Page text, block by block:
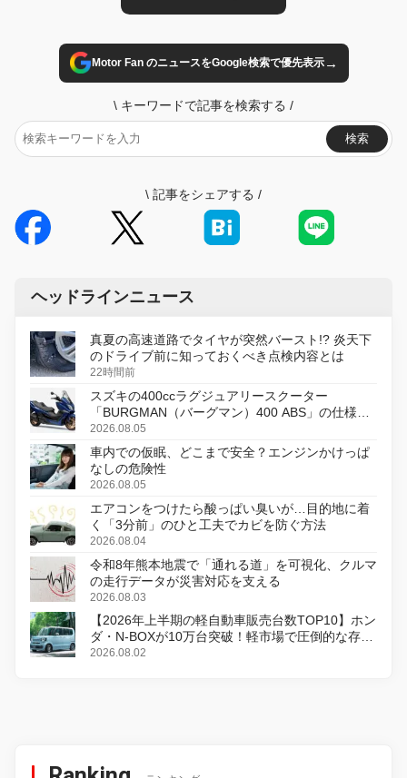
Motor Fan のニュースをGoogle検索で優先表示→
\ キーワードで記事を検索する /
検索
\ 記事をシェアする /
ヘッドラインニュース
真夏の高速道路でタイヤが突然バースト!? 炎天下
のドライブ前に知っておくべき点検内容とは
22時間前
スズキの400ccラグジュアリースクーター
「BURGMAN（バーグマン）400 ABS」の仕様を
変更し、8月18日に発売
2026.08.05
車内での仮眠、どこまで安全？エンジンかけっぱ
なしの危険性
2026.08.05
エアコンをつけたら酸っぱい臭いが…目的地に着
く「3分前」のひと工夫でカビを防ぐ方法
2026.08.04
令和8年熊本地震で「通れる道」を可視化、クルマ
の走行データが災害対応を支える
2026.08.03
【2026年上半期の軽自動車販売台数TOP10】ホン
ダ・N-BOXが10万台突破！軽市場で圧倒的な存在
感
2026.08.02